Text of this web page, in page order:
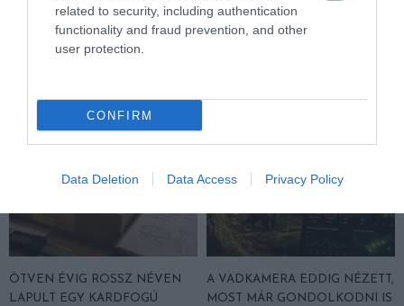
related to security, including authentication
functionality and fraud prevention, and other
user protection.
CONFIRM
Data Deletion Data Access Privacy Policy
ELTŰNÉSE A NAGYOBB
VÉSZJEL
2026-08-03
HINNI MAGUNKAT
2026-07-30
ÖTVEN ÉVIG ROSSZ NÉVEN
LAPULT EGY KARDFOGÚ
A VADKAMERA EDDIG NÉZETT,
MOST MÁR GONDOLKODNI IS